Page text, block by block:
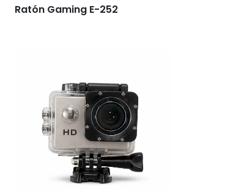
Ratón Gaming E-252